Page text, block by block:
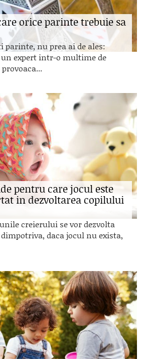
orice parinte trebuie sa
parinte, nu prea ai de ales:
expert intr-o multime de
pentru care jocul este
in dezvoltarea copilului
creierului se vor dezvolta
daca jocul nu exista,